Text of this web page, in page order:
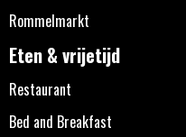
Rommelmarkt
Eten & vrijetijd
Restaurant
Bed and Breakfast